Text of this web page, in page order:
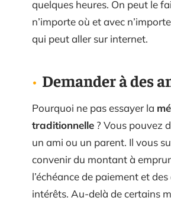
quelques heures. On peut le
n’importe où et avec
qui peut aller sur internet.
Demander à des
Pourquoi ne pas essayer la
traditionnelle ? Vous pouvez
un ami ou un parent. Il vous
convenir du montant à
l’échéance de paiement et
intérêts. Au-delà de certains